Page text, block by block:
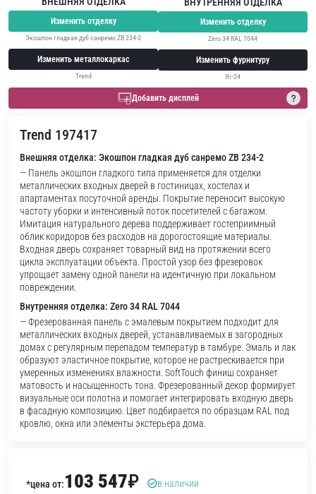
Изменить отделку
Экошпон гладкая дуб санремо ZB 234-2
Изменить металлокаркас
Trend
Изменить отделку
Zero 34 RAL 7044
Изменить фурнитуру
Яг-24
Добавить дисплей
Trend 197417
Внешняя отделка: Экошпон гладкая дуб санремо ZB 234-2
— Панель экошпон гладкого типа применяется для отделки
металлических входных дверей в гостиницах, хостелах и
апартаментах посуточной аренды. Покрытие переносит высокую
частоту уборки и интенсивный поток посетителей с багажом.
Имитация натурального дерева поддерживает гостеприимный
облик коридоров без расходов на дорогостоящие материалы.
Входная дверь сохраняет товарный вид на протяжении всего
цикла эксплуатации объекта. Простой узор без фрезеровок
упрощает замену одной панели на идентичную при локальном
повреждении.
Внутренняя отделка: Zero 34 RAL 7044
— Фрезерованная панель с эмалевым покрытием подходит для
металлических входных дверей, устанавливаемых в загородных
домах с регулярным перепадом температур в тамбуре. Эмаль и лак
образуют эластичное покрытие, которое не растрескивается при
умеренных изменениях влажности. SoftTouch финиш сохраняет
матовость и насыщенность тона. Фрезерованный декор формирует
визуальные оси полотна и помогает интегрировать входную дверь
в фасадную композицию. Цвет подбирается по образцам RAL под
кровлю, окна или элементы экстерьера дома.
*цена от:103 547₽ в наличии